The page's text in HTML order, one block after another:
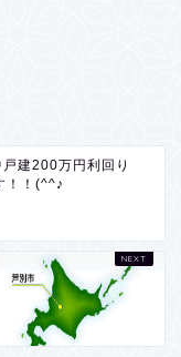
建200万円利回り
！！(^^♪